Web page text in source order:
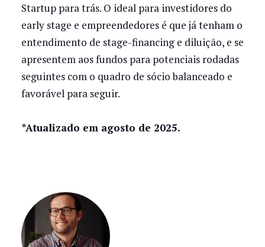
Startup para trás. O ideal para investidores do
early stage e empreendedores é que já tenham o
entendimento de stage-financing e diluição, e se
apresentem aos fundos para potenciais rodadas
seguintes com o quadro de sócio balanceado e
favorável para seguir.
*Atualizado em agosto de 2025.